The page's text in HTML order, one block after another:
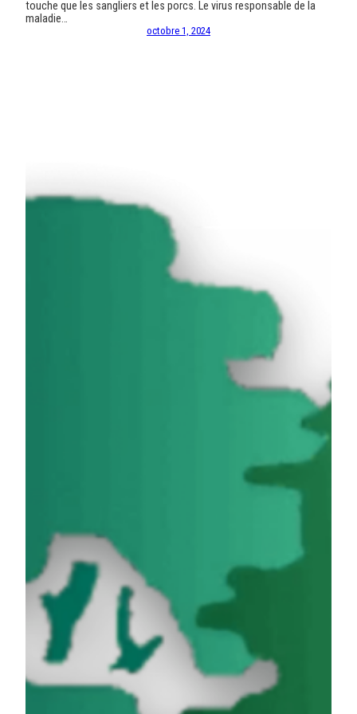
touche que les sangliers et les porcs. Le virus responsable de la
maladie…
octobre 1, 2024